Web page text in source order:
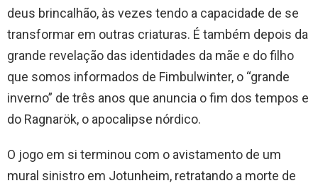
deus brincalhão, às vezes tendo a capacidade de se
transformar em outras criaturas. É também depois da
grande revelação das identidades da mãe e do filho
que somos informados de Fimbulwinter, o “grande
inverno” de três anos que anuncia o fim dos tempos e
do Ragnarök, o apocalipse nórdico.
O jogo em si terminou com o avistamento de um
mural sinistro em Jotunheim, retratando a morte de